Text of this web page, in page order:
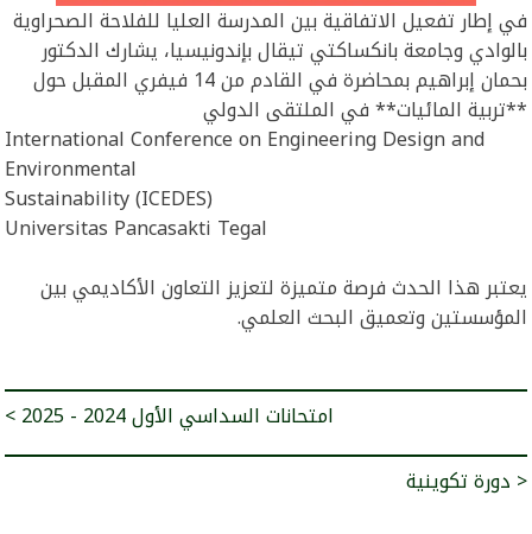
في إطار تفعيل الاتفاقية بين المدرسة العليا للفلاحة الصحراوية
بالوادي وجامعة بانكساكتي تيقال بإندونيسيا، يشارك الدكتور
بحمان إبراهيم بمحاضرة في القادم من 14 فيفري المقبل حول
**تربية المائيات** في الملتقى الدولي
International Conference on Engineering Design and
Environmental
Sustainability (ICEDES)
Universitas Pancasakti Tegal
يعتبر هذا الحدث فرصة متميزة لتعزيز التعاون الأكاديمي بين
المؤسستين وتعميق البحث العلمي.
< امتحانات السداسي الأول 2024 - 2025
دورة تكوينية >